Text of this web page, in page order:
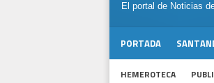
El portal de Noticias
PORTADA
HEMEROTECA